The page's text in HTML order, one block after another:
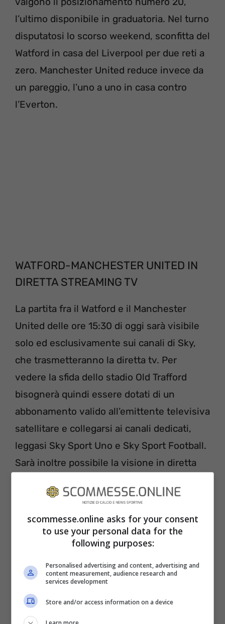
l’ultimo disponibile in graduatoria. Nel turno
disputatosi lo scorso weekend, sconfitta del
Watford in casa del Liverpool per due reti a
zero. Manchester United reduce invece da
un pareggio, l’uno a uno in casa contro
l’Everton.
WATFORD-MANCHESTER UNITED IN
DIRETTA STREAMING TV
La partita fra il Watford e il Manchester
United delle ore 15:30 di oggi sarà visibile
solo ed esclusivamente sui canali di Sky,
che trasmetteranno la diretta tv. Per
vedere la sfida dello stadio Old Trafford
bisognerà quindi essere dotati di un
abbonamento valido all’emittente televisiva
satellitare e collegarsi ai canali dedicati,
leggasi Sky Sport Uno e Sky Sport Football.
Sarà inoltre possibile la visione in diretta
riservata sempre ai soli abbonati, e
disponibile in versione Android e iOS: così
facendo potrete gustarvi l’incontro
comodamente dal vostro personal
computer, tablet o smartphone. Infine vi
ricordiamo l’opzione Now Tv, altra
piattaforma in streaming dell’universo Sky
che necessita di un abbonamento.
scommesse.online asks for your consent
to use your personal data for the
following purposes:
Personalised advertising and content, advertising and
content measurement, audience research and
services development
Store and/or access information on a device